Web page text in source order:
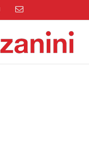
YouTubeEmail